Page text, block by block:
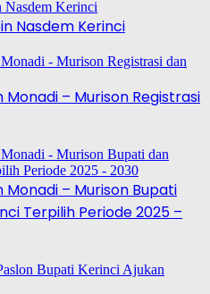
Nasdem Kerinci
– Murison Registrasi
Monadi – Murison Bupati
Terpilih Periode 2025 –